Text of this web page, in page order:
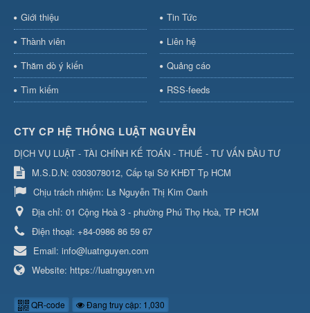
Giới thiệu
Tin Tức
Thành viên
Liên hệ
Thăm dò ý kiến
Quảng cáo
Tìm kiếm
RSS-feeds
CTY CP HỆ THỐNG LUẬT NGUYỄN
DỊCH VỤ LUẬT - TÀI CHÍNH KẾ TOÁN - THUẾ - TƯ VẤN ĐẦU TƯ
M.S.D.N: 0303078012, Cấp tại Sở KHĐT Tp HCM
Chịu trách nhiệm: Ls Nguyễn Thị Kim Oanh
Địa chỉ: 01 Cộng Hoà 3 - phường Phú Thọ Hoà, TP HCM
Điện thoại: +84-0986 86 59 67
Email: info@luatnguyen.com
Website: https://luatnguyen.vn
QR-code Đang truy cập: 1,030